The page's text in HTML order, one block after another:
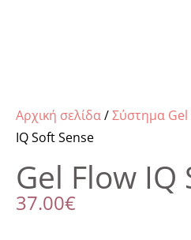
Αρχική σελίδα/Σύστημα Gel
IQ Soft Sense
Gel Flow IQ
37.00€